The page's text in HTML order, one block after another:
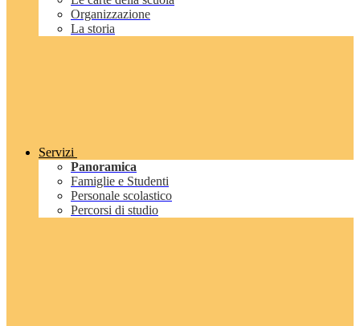
Organizzazione
La storia
Servizi
Panoramica
Famiglie e Studenti
Personale scolastico
Percorsi di studio